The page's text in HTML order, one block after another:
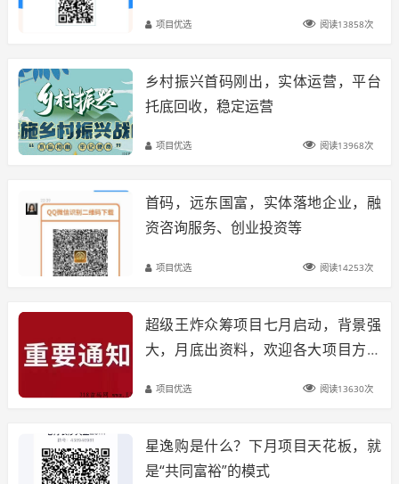
项目优选 阅读13858次
乡村振兴首码刚出，实体运营，平台
托底回收，稳定运营
项目优选 阅读13968次
首码，远东国富，实体落地企业，融
资咨询服务、创业投资等
项目优选 阅读14253次
超级王炸众筹项目七月启动，背景强
大，月底出资料，欢迎各大项目方团
项目优选 阅读13630次
星逸购是什么？下月项目天花板，就
是“共同富裕”的模式